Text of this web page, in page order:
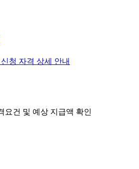
청 자격 상세 안내
요건 및 예상 지급액 확인